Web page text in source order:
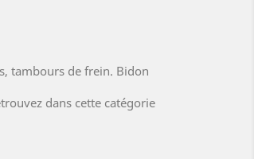
tambours de frein. Bidon
dans cette catégorie